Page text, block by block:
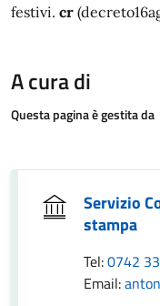
festivi. cr
A cura di
Questa pagina è gestita da
Servizio
stampa
Tel:0742
Email: